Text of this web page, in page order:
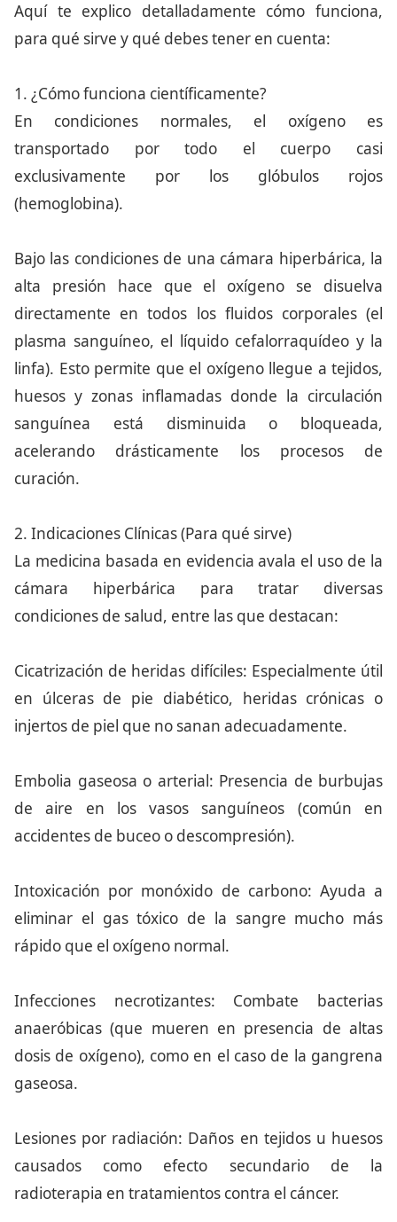
Aquí te explico detalladamente cómo funciona,
para qué sirve y qué debes tener en cuenta:
1. ¿Cómo funciona científicamente?
En condiciones normales, el oxígeno es
transportado por todo el cuerpo casi
exclusivamente por los glóbulos rojos
(hemoglobina).
Bajo las condiciones de una cámara hiperbárica, la
alta presión hace que el oxígeno se disuelva
directamente en todos los fluidos corporales (el
plasma sanguíneo, el líquido cefalorraquídeo y la
linfa). Esto permite que el oxígeno llegue a tejidos,
huesos y zonas inflamadas donde la circulación
sanguínea está disminuida o bloqueada,
acelerando drásticamente los procesos de
curación.
2. Indicaciones Clínicas (Para qué sirve)
La medicina basada en evidencia avala el uso de la
cámara hiperbárica para tratar diversas
condiciones de salud, entre las que destacan:
Cicatrización de heridas difíciles: Especialmente útil
en úlceras de pie diabético, heridas crónicas o
injertos de piel que no sanan adecuadamente.
Embolia gaseosa o arterial: Presencia de burbujas
de aire en los vasos sanguíneos (común en
accidentes de buceo o descompresión).
Intoxicación por monóxido de carbono: Ayuda a
eliminar el gas tóxico de la sangre mucho más
rápido que el oxígeno normal.
Infecciones necrotizantes: Combate bacterias
anaeróbicas (que mueren en presencia de altas
dosis de oxígeno), como en el caso de la gangrena
gaseosa.
Lesiones por radiación: Daños en tejidos u huesos
causados como efecto secundario de la
radioterapia en tratamientos contra el cáncer.